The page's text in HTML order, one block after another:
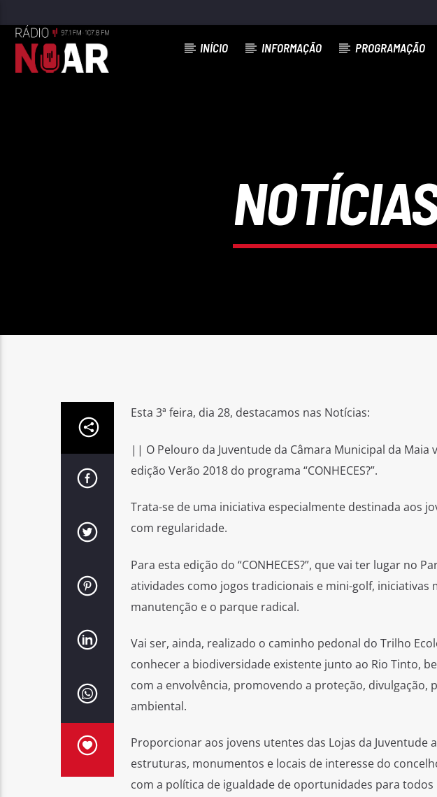
INÍCIO INFORMAÇÃO PROGRAMAÇÃO
Esta 3ª feira, dia 28, destacamos nas Notícias:
|| O Pelouro da Juventude da Câmara Municipal da
edição Verão 2018 do programa “CONHECES?”.
Trata-se de uma iniciativa especialmente destinada aos
com regularidade.
Para esta edição do “CONHECES?”, que vai ter lugar no
atividades como jogos tradicionais e mini-golf, iniciativas
manutenção e o parque radical.
Vai ser, ainda, realizado o caminho pedonal do Trilho
conhecer a biodiversidade existente junto ao Rio Tinto,
com a envolvência, promovendo a proteção, divulgação,
ambiental.
Proporcionar aos jovens utentes das Lojas da Juventude
estruturas, monumentos e locais de interesse do
com a política de igualdade de oportunidades para